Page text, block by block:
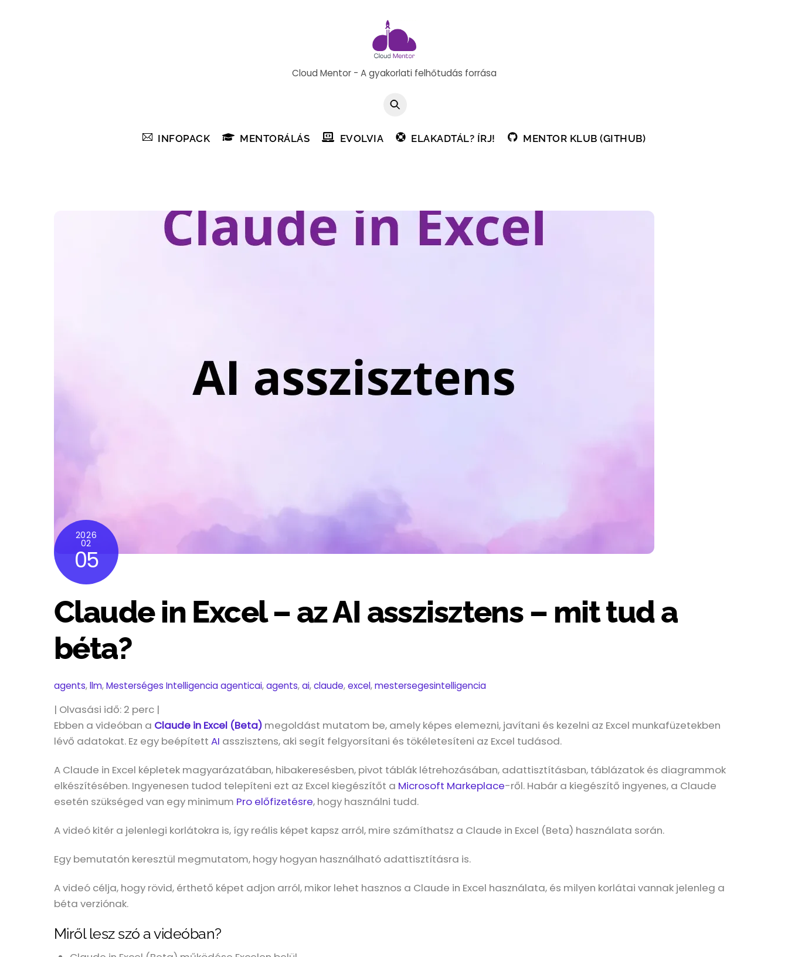
Cloud Mentor - A gyakorlati felhőtudás forrása
INFOPACK MENTORÁLÁS EVOLVIA ELAKADTÁL? ÍRJ! MENTOR KLUB (GITHUB)
2026
02
05
Claude in Excel – az AI asszisztens – mit tud a
béta?
agents,llm,Mesterséges Intelligenciaagenticai,agents,ai,claude,excel,mestersegesintelligencia
| Olvasási idő: 2 perc |
Ebben a videóban a Claude in Excel (Beta) megoldást mutatom be, amely képes elemezni, javítani és kezelni az Excel munkafüzetekben
lévő adatokat. Ez egy beépített AI asszisztens, aki segít felgyorsítani és tökéletesíteni az Excel tudásod.
A Claude in Excel képletek magyarázatában, hibakeresésben, pivot táblák létrehozásában, adattisztításban, táblázatok és diagrammok
elkészítésében. Ingyenesen tudod telepíteni ezt az Excel kiegészítőt a Microsoft Markeplace-ről. Habár a kiegészítő ingyenes, a Claude
esetén szükséged van egy minimum Pro előfizetésre, hogy használni tudd.
A videó kitér a jelenlegi korlátokra is, így reális képet kapsz arról, mire számíthatsz a Claude in Excel (Beta) használata során.
Egy bemutatón keresztül megmutatom, hogy hogyan használható adattisztításra is.
A videó célja, hogy rövid, érthető képet adjon arról, mikor lehet hasznos a Claude in Excel használata, és milyen korlátai vannak jelenleg a
béta verziónak.
Miről lesz szó a videóban?